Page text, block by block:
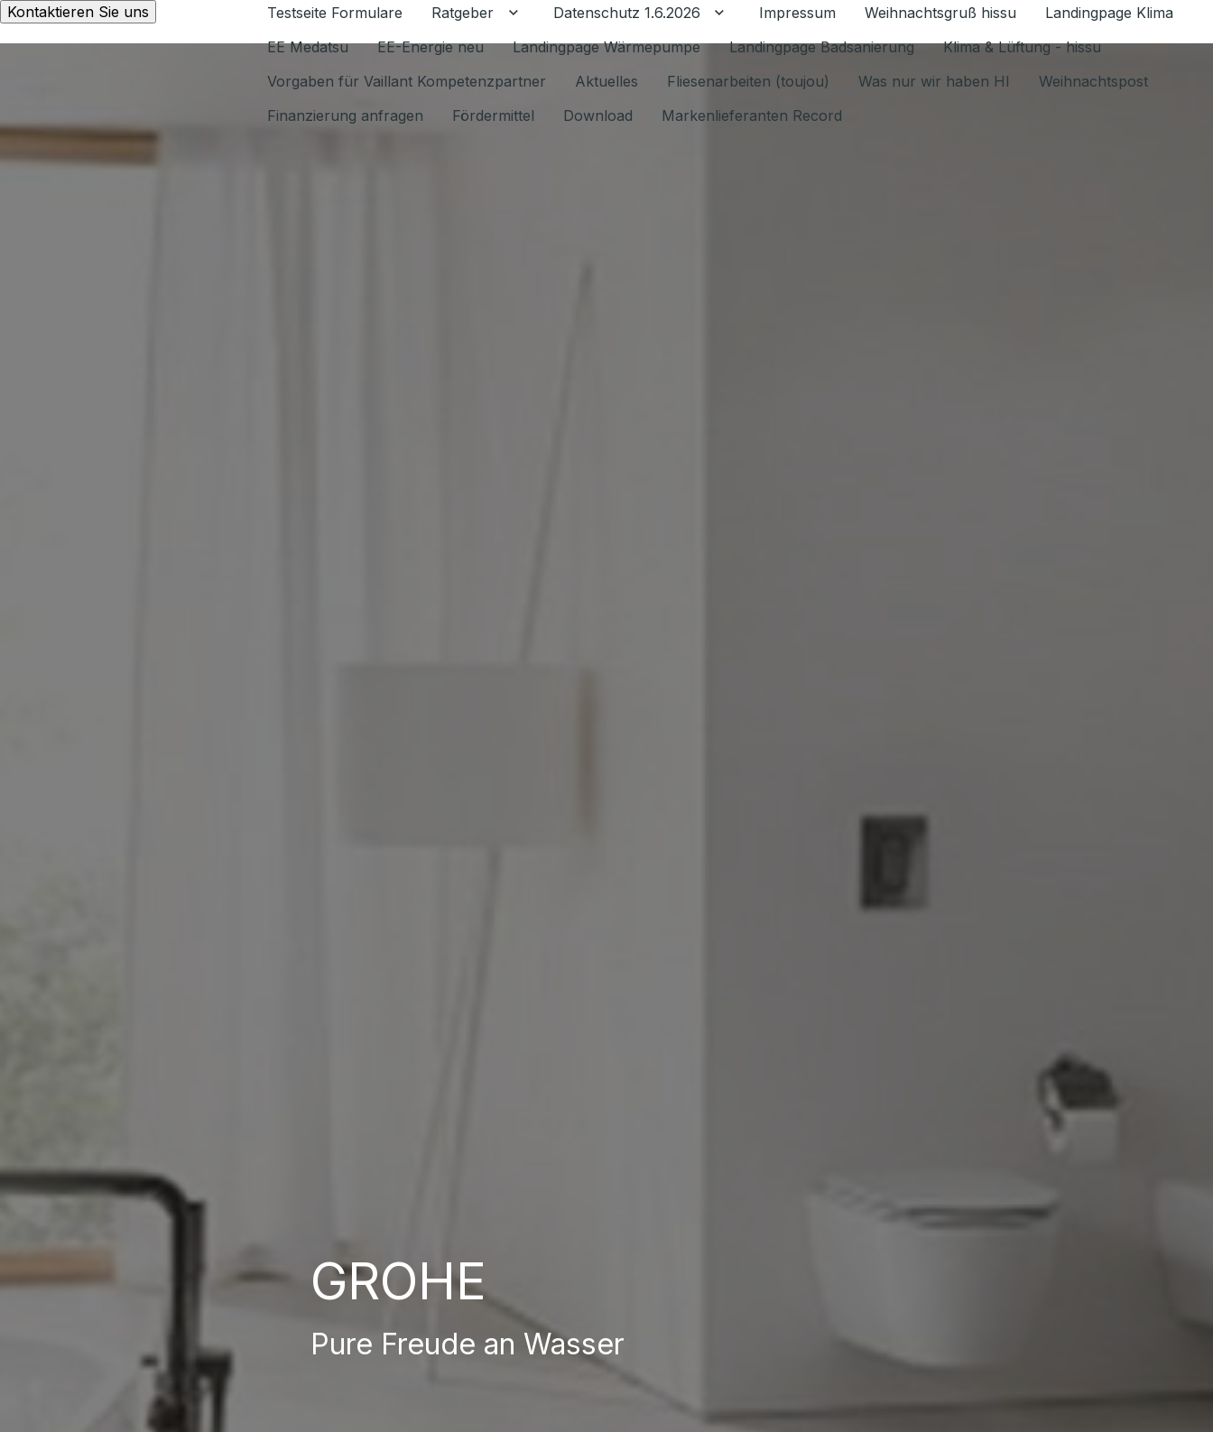
Kontaktieren Sie uns Testseite Formulare Ratgeber Untermenü für Ratgeber umschalten
Datenschutz 1.6.2026 Untermenü für Datenschutz 1.6.2026 umschalten
Impressum Weihnachtsgruß hissu
Landingpage Klima
EE Medatsu
EE-Energie neu Landingpage Wärmepumpe Landingpage Badsanierung
Klima & Lüftung - hissu
Vorgaben für Vaillant Kompetenzpartner
Aktuelles Fliesenarbeiten (toujou) Was nur wir haben HI
Weihnachtspost
Finanzierung anfragen
Fördermittel Download Markenlieferanten Record
GROHE
Pure Freude an Wasser